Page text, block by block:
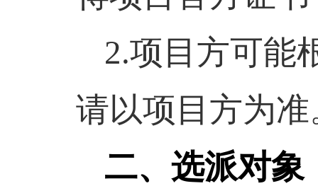
2.项目方可能
请以项目方为准
二、选派对象